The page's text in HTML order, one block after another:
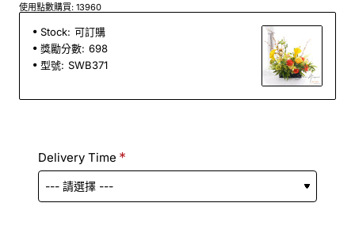
使用點數購買: 13960
Stock: 可訂購
獎勵分數: 698
型號: SWB371
Delivery Time